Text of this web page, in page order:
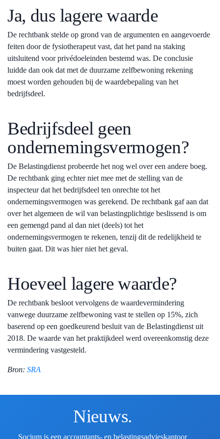
Ja, dus lagere waarde
De rechtbank stelde op grond van de argumenten en aangevoerde
feiten door de fysiotherapeut vast, dat het pand na staking
uitsluitend voor privédoeleinden bestemd was. De conclusie
luidde dan ook dat met de duurzame zelfbewoning rekening
moest worden gehouden bij de waardebepaling van het
bedrijfsdeel.
Bedrijfsdeel geen
ondernemingsvermogen?
De Belastingdienst probeerde het nog wel over een andere boeg.
De rechtbank ging echter niet mee met de stelling van de
inspecteur dat het bedrijfsdeel ten onrechte tot het
ondernemingsvermogen was gerekend. De rechtbank gaf aan dat
over het algemeen de wil van belastingplichtige beslissend is om
een gemengd pand al dan niet (deels) tot het
ondernemingsvermogen te rekenen, tenzij dit de redelijkheid te
buiten gaat. Dit was hier niet het geval.
Hoeveel lagere waarde?
De rechtbank besloot vervolgens de waardevermindering
vanwege duurzame zelfbewoning vast te stellen op 15%, zich
baserend op een goedkeurend besluit van de Belastingdienst uit
2018. De waarde van het praktijkdeel werd overeenkomstig deze
vermindering vastgesteld.
Bron: SRA
Nieuws.
Socium is een accountants- en belastingsadvieskantoor